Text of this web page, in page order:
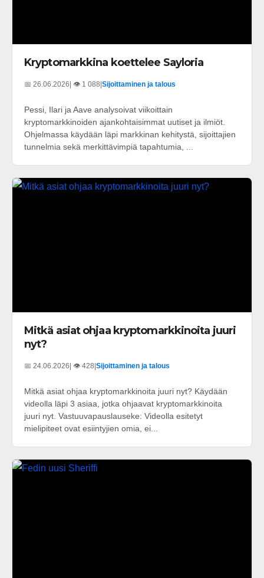
Kryptomarkkina koettelee Sayloria
📅 26.06.2026 | 👁️ 1 088 Sijoittaminen ja talous
Pessi, Ilari ja Aave analysoivat viikoittain
kryptomarkkinoiden ajankohtaisimmat uutiset ja ilmiöt.
Ohjelmassa käydään läpi markkinan kehitystä, sijoittajien
tunnelmia sekä merkittävimpiä tapahtumia, ...
Mitkä asiat ohjaa kryptomarkkinoita juuri
nyt?
📅 24.06.2026 | 👁️ 428 Sijoittaminen ja talous
Mitkä asiat ohjaa kryptomarkkinoita juuri nyt? Käydään
videolla läpi 3 asiaa, jotka ohjaavat kryptomarkkinoita
juuri nyt. Vastuuvapauslauseke: Videolla esitetyt
mielipiteet ovat esiintyjien omia, ei...